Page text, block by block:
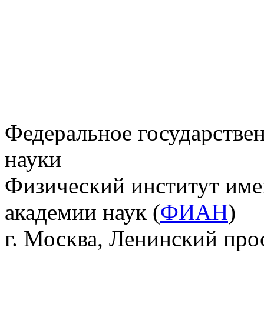
Федеральное
науки
Физический институт
академии наук (ФИАН)
г. Москва, Ленинский